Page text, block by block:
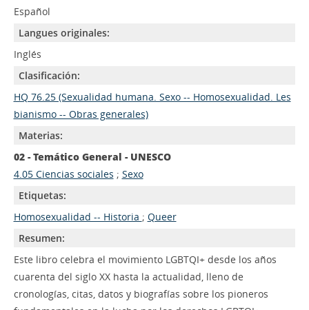
Español
Langues originales:
Inglés
Clasificación:
HQ 76.25 (Sexualidad humana. Sexo -- Homosexualidad. Les
bianismo -- Obras generales)
Materias:
02 - Temático General - UNESCO
4.05 Ciencias sociales ; Sexo
Etiquetas:
Homosexualidad -- Historia ; Queer
Resumen:
Este libro celebra el movimiento LGBTQI+ desde los años
cuarenta del siglo XX hasta la actualidad, lleno de
cronologías, citas, datos y biografías sobre los pioneros